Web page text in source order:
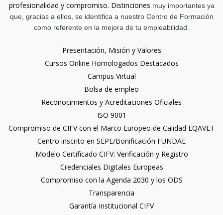
profesionalidad y compromiso. Distinciones muy importantes ya
que, gracias a ellos, se identifica a nuestro Centro de Formación
como referente en la mejora de tu empleabilidad.
Presentación, Misión y Valores
Cursos Online Homologados Destacados
Campus Virtual
Bolsa de empleo
Reconocimientos y Acreditaciones Oficiales
ISO 9001
Compromiso de CIFV con el Marco Europeo de Calidad EQAVET
Centro inscrito en SEPE/Bonificación FUNDAE
Modelo Certificado CIFV: Verificación y Registro
Credenciales Digitales Europeas
Compromiso con la Agenda 2030 y los ODS
Transparencia
Garantía Institucional CIFV